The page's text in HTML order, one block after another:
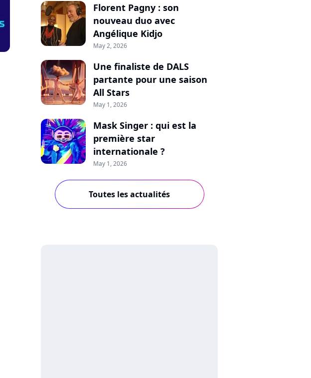
Florent Pagny : son
nouveau duo avec
Angélique Kidjo
May 2, 2026
Une finaliste de DALS
partante pour une saison
All Stars
May 1, 2026
Mask Singer : qui est la
première star
internationale ?
May 1, 2026
Toutes les actualités